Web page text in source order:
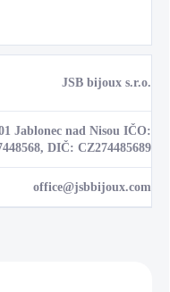
JSB bijoux s.r.o.
Jablonec nad Nisou IČO:
DIČ: CZ274485689
office@jsbbijoux.com